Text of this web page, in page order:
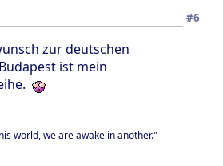
#6
zur deutschen
ist mein
world, we are awake in another." -